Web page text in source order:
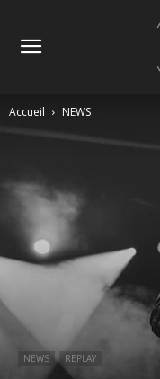
Accueil NEWS
NEWS REPLAY